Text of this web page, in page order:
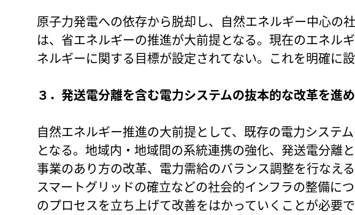
原子力発電への依存から脱却し、自然エネルギー中心の
は、省エネルギーの推進が大前提となる。現在のエネル
ネルギーに関する目標が設定されてない。これを明確に
３．発送電分離を含む電力システムの抜本的な改革を進
自然エネルギー推進の大前提として、既存の電力システ
となる。地域内・地域間の系統連携の強化、発送電分離
事業のあり方の改革、電力需給のバランス調整を行なえ
スマートグリッドの確立などの社会的インフラの整備に
のプロセスを立ち上げて改善をはかっていくことが必要で